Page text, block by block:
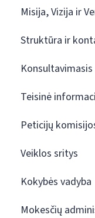
Misija, Vizija ir
Struktūra ir
Teisinė
Peticijų
Veiklos sritys
Kokybės vadyba
Mokesčių